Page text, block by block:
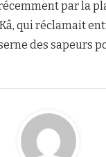
par la
qui réclamait
des sapeurs